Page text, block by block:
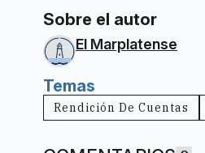
Sobre el autor
El Marplatense
Temas
Rendición De Cuentas